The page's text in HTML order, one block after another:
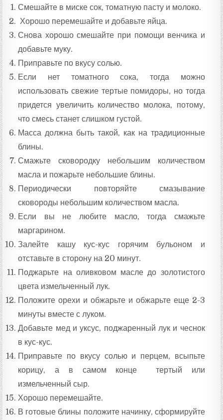
Смешайте в миске сок, томатную пасту и молоко.
Хорошо перемешайте и добавьте яйца.
Снова хорошо смешайте при помощи венчика и
добавьте муку.
Приправьте по вкусу солью.
Если нет томатного сока, тогда можно
использовать свежие тертые помидоры, но тогда
придется увеличить количество молока, потому,
что смесь станет слишком густой.
Масса должна быть такой, как на традиционные
блины.
Смажьте сковородку небольшим количеством
масла и пожарьте небольшие блины.
Периодически повторяйте смазывание
сковороды небольшим количеством масла.
Если вы не любите масло, тогда смажьте
маргарином.
Залейте кашу кус-кус горячим бульоном и
отставьте в сторону на 20 минут.
Поджарьте на оливковом масле до золотистого
цвета измельченный лук.
Положите орехи и обжарьте и обжарьте еще 2-3
минуты вместе с луком.
Добавьте мед и уксус, поджаренный лук и чеснок
в кус-кус.
Приправьте по вкусу солью и перцем, всыпьте
корицу, а в самом конце тертый или
измельченный сыр.
Хорошо перемешайте.
В готовые блины положите начинку, сформируйте